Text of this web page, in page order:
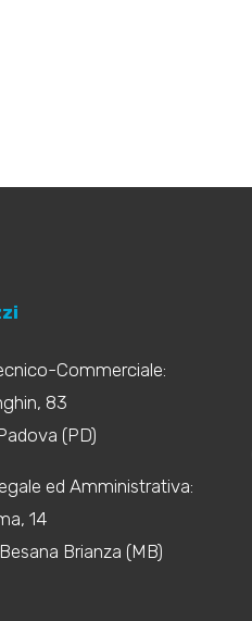
Commerciale:
83
(PD)
ed Amministrativa:
14
Brianza (MB)